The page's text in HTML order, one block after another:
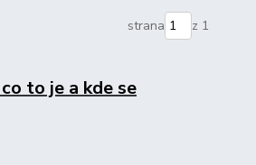
strana z 1
to je a kde se